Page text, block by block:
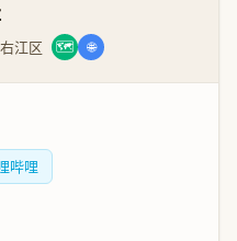
江区 🗺️ 🌐
哔哩